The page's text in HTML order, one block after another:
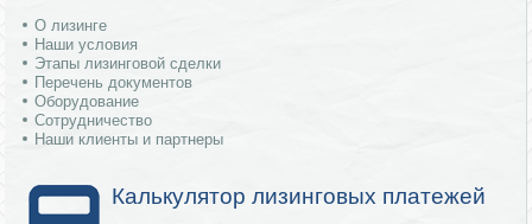
О лизинге
Наши условия
Этапы лизинговой сделки
Перечень документов
Оборудование
Сотрудничество
Наши клиенты и партнеры
Калькулятор лизинговых платежей